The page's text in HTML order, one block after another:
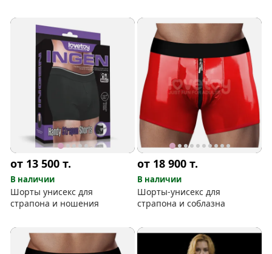
от 13 500т.
В наличии
Шорты унисекс для
страпона и ношения
от 18 900т.
В наличии
Шорты-унисекс для
страпона и соблазна